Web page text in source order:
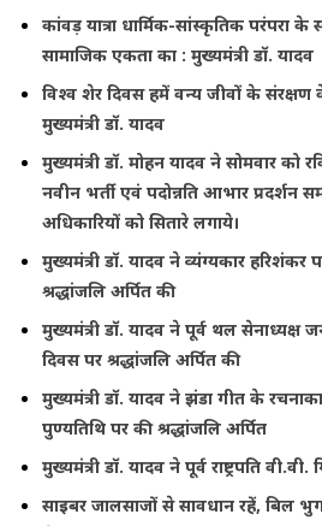
कांवड़ यात्रा धार्मिक-सांस्कृतिक परंपरा के
सामाजिक एकता का : मुख्यमंत्री डॉ. यादव
विश्व शेर दिवस हमें वन्य जीवों के संरक्षण
मुख्यमंत्री डॉ. यादव
मुख्यमंत्री डॉ. मोहन यादव ने सोमवार को
नवीन भर्ती एवं पदोन्नति आभार प्रदर्शन
अधिकारियों को सितारे लगाये।
मुख्यमंत्री डॉ. यादव ने व्यंग्यकार हरिशंकर
श्रद्धांजलि अर्पित की
मुख्यमंत्री डॉ. यादव ने पूर्व थल
दिवस पर श्रद्धांजलि अर्पित की
मुख्यमंत्री डॉ. यादव ने झंडा गीत के
पुण्यतिथि पर की श्रद्धांजलि अर्पित
मुख्यमंत्री डॉ. यादव ने पूर्व राष्ट्रपति
साइबर जालसाजों से सावधान रहें, बिल